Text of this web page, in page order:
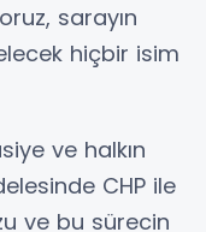
sarayın
hiçbir isim
ve halkın
CHP ile
ve bu sürecin